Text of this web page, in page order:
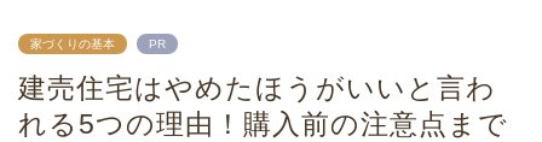
家づくりの基本 PR
建売住宅はやめたほうがいいと言わ
れる5つの理由！購入前の注意点まで